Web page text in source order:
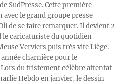
SudPresse. Cette première
avec le grand groupe presse
de se faire remarquer. Il devient 2
le caricaturiste du quotidien
Verviers puis très vite Liège.
année charnière pour le
du tristement célèbre attentat
Hebdo en janvier, le dessin